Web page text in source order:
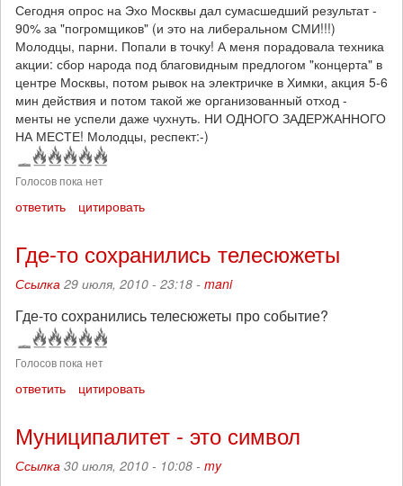
Сегодня опрос на Эхо Москвы дал сумасшедший результат -
90% за "погромщиков" (и это на либеральном СМИ!!!)
Молодцы, парни. Попали в точку! А меня порадовала техника
акции: сбор народа под благовидным предлогом "концерта" в
центре Москвы, потом рывок на электричке в Химки, акция 5-6
мин действия и потом такой же организованный отход -
менты не успели даже чухнуть. НИ ОДНОГО ЗАДЕРЖАННОГО
НА МЕСТЕ! Молодцы, респект:-)
Голосов пока нет
ответить цитировать
Где-то сохранились телесюжеты
Ссылка 29 июля, 2010 - 23:18 - mani
Где-то сохранились телесюжеты про событие?
Голосов пока нет
ответить цитировать
Муниципалитет - это символ
Ссылка 30 июля, 2010 - 10:08 - my